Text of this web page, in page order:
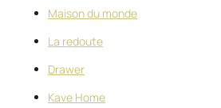
Maison du monde
La redoute
Drawer
Kave Home